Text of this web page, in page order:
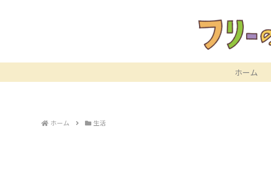
ホーム
ホーム 生活